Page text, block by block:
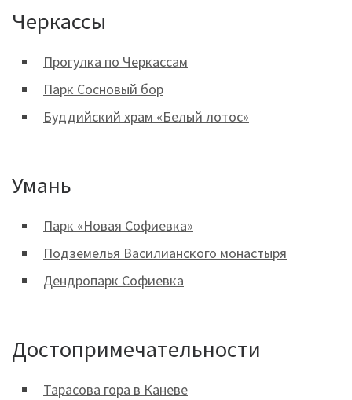
Черкассы
Прогулка по Черкассам
Парк Сосновый бор
Буддийский храм «Белый лотос»
Умань
Парк «Новая Софиевка»
Подземелья Василианского монастыря
Дендропарк Софиевка
Достопримечательности
Тарасова гора в Каневе